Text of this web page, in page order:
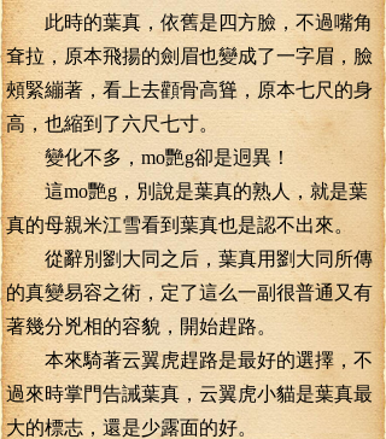
此時的葉真，依舊是四方臉，不過嘴角
耷拉，原本飛揚的劍眉也變成了一字眉，臉
頰緊繃著，看上去顴骨高聳，原本七尺的身
高，也縮到了六尺七寸。
變化不多，mo艷g卻是迵異！
這mo艷g，別說是葉真的熟人，就是葉
真的母親米江雪看到葉真也是認不出來。
從辭別劉大同之后，葉真用劉大同所傳
的真變易容之術，定了這么一副很普通又有
著幾分兇相的容貌，開始趕路。
本來騎著云翼虎趕路是最好的選擇，不
過來時掌門告誡葉真，云翼虎小貓是葉真最
大的標志，還是少露面的好。